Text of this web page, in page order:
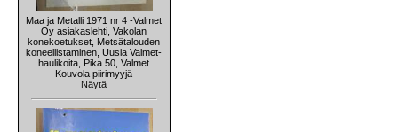
Maa ja Metalli 1971 nr 4 -Valmet
Oy asiakaslehti, Vakolan
konekoetukset, Metsätalouden
koneellistaminen, Uusia Valmet-
haulikoita, Pika 50, Valmet
Kouvola piirimyyjä
Näytä